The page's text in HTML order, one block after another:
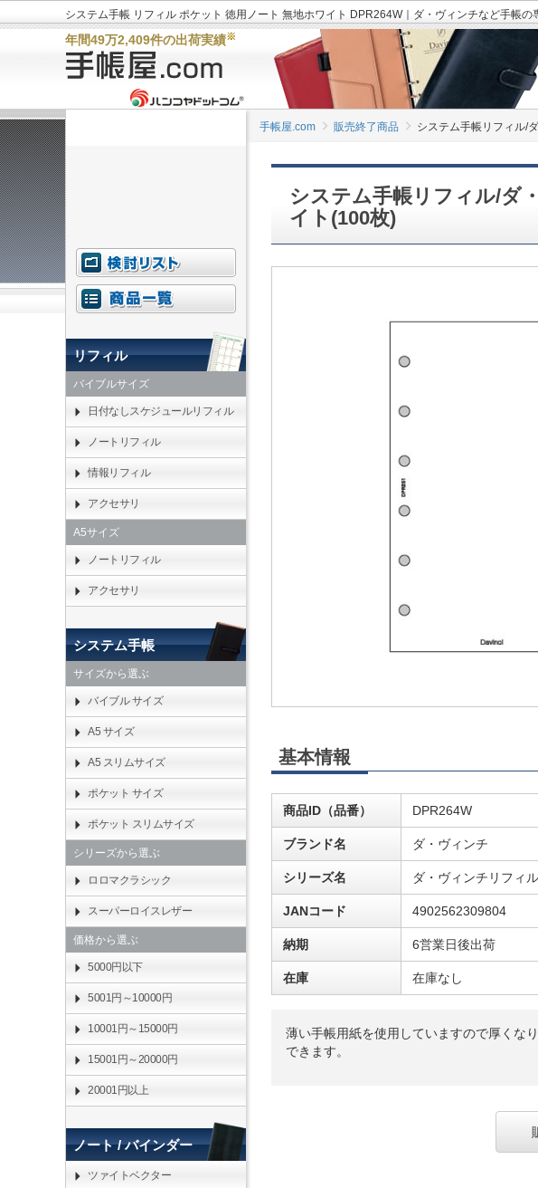
システム手帳 リフィル ポケット 徳用ノート 無地ホワイト DPR264W｜ダ・ヴィンチなど手帳の
年間49万2,409件の出荷実績※
手帳屋.com 販売終了商品 システム手帳リフィル/
システム手帳リフィル/ダ
イト(100枚)
基本情報
商品ID（品番） DPR264W
ブランド名 ダ・ヴィンチ
シリーズ名 ダ・ヴィンチリフィル
JANコード 4902562309804
納期 6営業日後出荷
在庫 在庫なし
薄い手帳用紙を使用していますので厚くな
できます。
リフィル
バイブルサイズ
日付なしスケジュールリフィル
ノートリフィル
情報リフィル
アクセサリ
A5サイズ
ノートリフィル
アクセサリ
システム手帳
サイズから選ぶ
バイブル サイズ
A5 サイズ
A5 スリムサイズ
ポケット サイズ
ポケット スリムサイズ
シリーズから選ぶ
ロロマクラシック
スーパーロイスレザー
価格から選ぶ
5000円以下
5001円～10000円
10001円～15000円
15001円～20000円
20001円以上
ノート / バインダー
ツァイトベクター